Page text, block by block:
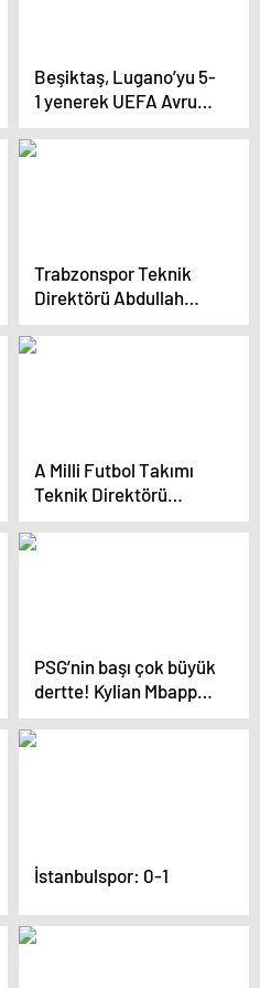
Beşiktaş, Lugano’yu 5-
1 yenerek UEFA Avrupa
Ligi’nde lig aşamasına
kaldı
Trabzonspor Teknik
Direktörü Abdullah
Avcı: Yarın akşam en
iyi şekilde maça hazır
A Milli Futbol Takımı
Teknik Direktörü
Vincenzo Montella
Beşiktaş’ı ziyaret etti
PSG’nin başı çok büyük
dertte! Kylian Mbappe
ile davalık oldular
İstanbulspor: 0-1